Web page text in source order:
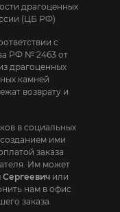
драгоценных
(ЦБ РФ)
с
РФ № 2463 от
драгоценных
камней
возврату и
в социальных
ими
заказа
Им может
или
нам в офис
заказа.